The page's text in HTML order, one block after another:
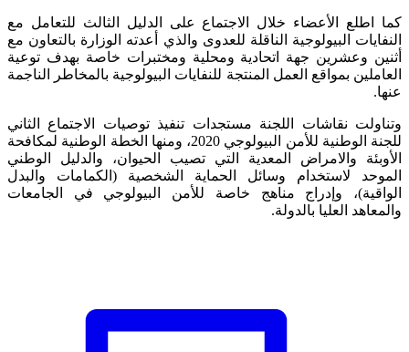
كما اطلع الأعضاء خلال الاجتماع على الدليل الثالث للتعامل مع
النفايات البيولوجية الناقلة للعدوى والذي أعدته الوزارة بالتعاون مع
أثنين وعشرين جهة اتحادية ومحلية ومختبرات خاصة بهدف توعية
العاملين بمواقع العمل المنتجة للنفايات البيولوجية بالمخاطر الناجمة
عنها.
وتناولت نقاشات اللجنة مستجدات تنفيذ توصيات الاجتماع الثاني
للجنة الوطنية للأمن البيولوجي 2020، ومنها الخطة الوطنية لمكافحة
الأوبئة والامراض المعدية التي تصيب الحيوان، والدليل الوطني
الموحد لاستخدام وسائل الحماية الشخصية (الكمامات والبدل
الواقية)، وإدراج مناهج خاصة للأمن البيولوجي في الجامعات
والمعاهد العليا بالدولة.